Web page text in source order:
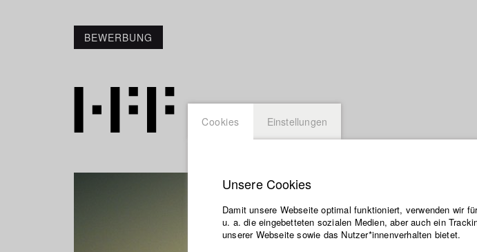
BEWERBUNG
Cookies Einstellungen
Unsere Cookies
Damit unsere Webseite optimal funktioniert, verwenden wir
u. a. die eingebetteten sozialen Medien, aber auch ein
unserer Webseite sowie das Nutzer*innenverhalten bietet.